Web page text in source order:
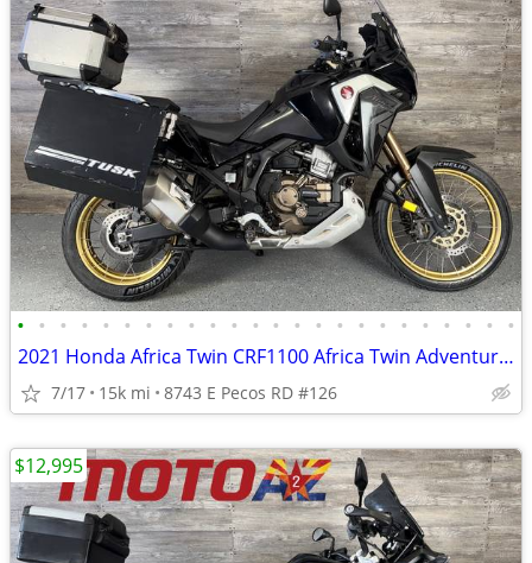
• • • • • • • • • • • • • • • • • • • • • • • •
2021 Honda Africa Twin CRF1100 Africa Twin Adventure Sports ES DCT
7/17 15k mi 8743 E Pecos RD #126
$12,995